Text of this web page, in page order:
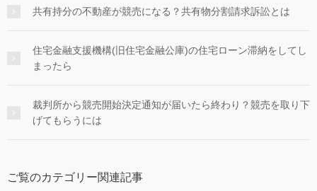
共有持分の不動産が競売になる？共有物分割請求訴訟とは
住宅金融支援機構(旧住宅金融公庫)の住宅ローン滞納をしてし
まったら
裁判所から競売開始決定通知が届いたら終わり？競売を取り下
げてもらうには
ご覧のカテゴリー関連記事